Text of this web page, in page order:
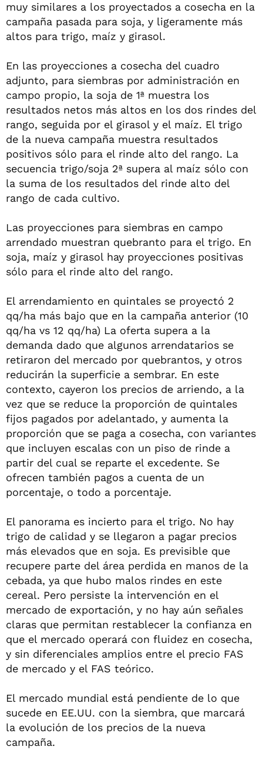
muy similares a los proyectados a cosecha en la
campaña pasada para soja, y ligeramente más
altos para trigo, maíz y girasol.
En las proyecciones a cosecha del cuadro
adjunto, para siembras por administración en
campo propio, la soja de 1ª muestra los
resultados netos más altos en los dos rindes del
rango, seguida por el girasol y el maíz. El trigo
de la nueva campaña muestra resultados
positivos sólo para el rinde alto del rango. La
secuencia trigo/soja 2ª supera al maíz sólo con
la suma de los resultados del rinde alto del
rango de cada cultivo.
Las proyecciones para siembras en campo
arrendado muestran quebranto para el trigo. En
soja, maíz y girasol hay proyecciones positivas
sólo para el rinde alto del rango.
El arrendamiento en quintales se proyectó 2
qq/ha más bajo que en la campaña anterior (10
qq/ha vs 12 qq/ha) La oferta supera a la
demanda dado que algunos arrendatarios se
retiraron del mercado por quebrantos, y otros
reducirán la superficie a sembrar. En este
contexto, cayeron los precios de arriendo, a la
vez que se reduce la proporción de quintales
fijos pagados por adelantado, y aumenta la
proporción que se paga a cosecha, con variantes
que incluyen escalas con un piso de rinde a
partir del cual se reparte el excedente. Se
ofrecen también pagos a cuenta de un
porcentaje, o todo a porcentaje.
El panorama es incierto para el trigo. No hay
trigo de calidad y se llegaron a pagar precios
más elevados que en soja. Es previsible que
recupere parte del área perdida en manos de la
cebada, ya que hubo malos rindes en este
cereal. Pero persiste la intervención en el
mercado de exportación, y no hay aún señales
claras que permitan restablecer la confianza en
que el mercado operará con fluidez en cosecha,
y sin diferenciales amplios entre el precio FAS
de mercado y el FAS teórico.
El mercado mundial está pendiente de lo que
sucede en EE.UU. con la siembra, que marcará
la evolución de los precios de la nueva
campaña.